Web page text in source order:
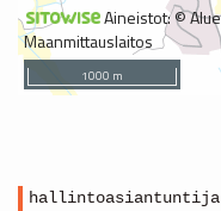
hallintoasiantuntija